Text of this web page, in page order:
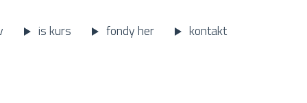
is kurs fondy her kontakt